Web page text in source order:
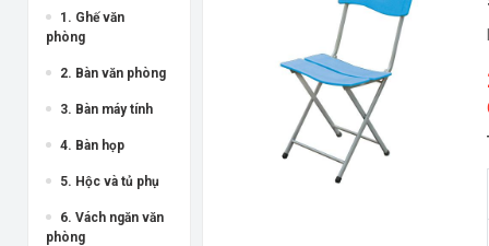
1. Ghế văn
phòng
2. Bàn văn phòng
3. Bàn máy tính
4. Bàn họp
5. Hộc và tủ phụ
6. Vách ngăn văn
phòng